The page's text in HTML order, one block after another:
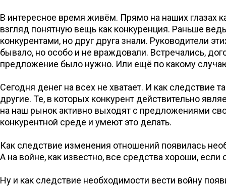
В интересное время живём. Прямо на наших глазах
взгляд понятную вещь как конкуренция. Раньше
конкурентами, но друг друга знали. Руководители
бывало, но особо и не враждовали. Встречались,
предложение было нужно. Или ещё по какому
Сегодня денег на всех не хватает. И как
другие. Те, в которых конкурент действительно
на наш рынок активно выходят с предложениями
конкурентной среде и умеют это делать.
Как следствие изменения отношений появилась
А на войне, как известно, все средства хороши, если
Ну и как следствие необходимости вести войну